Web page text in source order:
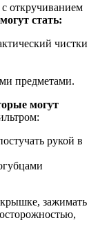
с откручиванием
стать:
чистки
предметами.
могут
рукой в
зажимать